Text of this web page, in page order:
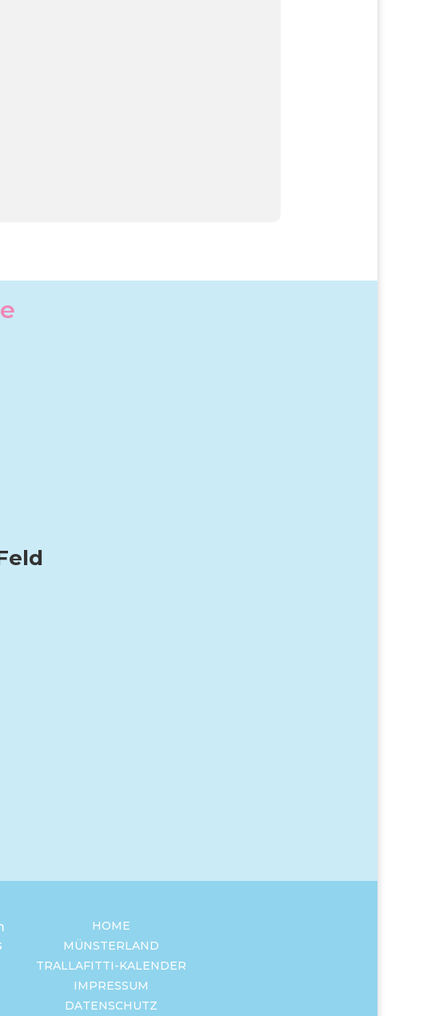
HOME
MÜNSTERLAND
TRALLAFITTI-KALENDER
IMPRESSUM
DATENSCHUTZ